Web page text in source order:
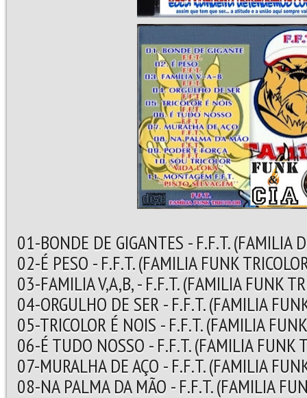
01-BONDE DE GIGANTES - F.F.T. (FAMILIA
02-É PESO - F.F.T. (FAMILIA FUNK
03-FAMILIA V,A,B, - F.F.T. (FAMILIA FUNK
04-ORGULHO DE SER - F.F.T. (FAMILIA
05-TRICOLOR É NOIS - F.F.T. (FAMILIA
06-É TUDO NOSSO - F.F.T. (FAMILIA FUNK
07-MURALHA DE AÇO - F.F.T. (FAMILIA
08-NA PALMA DA MÃO - F.F.T. (FAMILIA